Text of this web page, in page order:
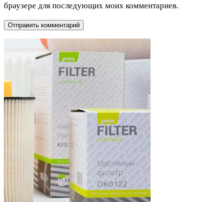
браузере для последующих моих комментариев.